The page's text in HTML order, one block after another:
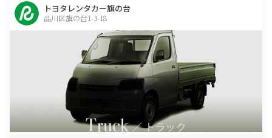
トヨタレンタカー旗の台
品川区旗の台1-3-18